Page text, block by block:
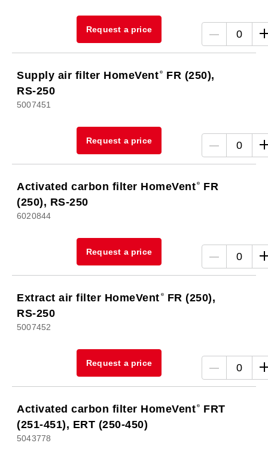
Request a price 0
Supply air filter HomeVent
FR (250),
RS-250
5007451
Request a price 0
Activated carbon filter HomeVent
FR
(250), RS-250
6020844
Request a price 0
Extract air filter HomeVent
FR (250),
RS-250
5007452
Request a price 0
Activated carbon filter HomeVent
FRT
(251-451), ERT (250-450)
5043778